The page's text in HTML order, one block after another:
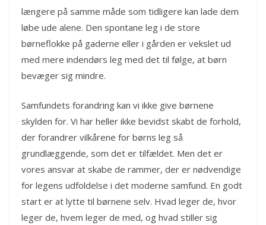
længere på samme måde som tidligere kan lade dem
løbe ude alene. Den spontane leg i de store
børneflokke på gaderne eller i gården er vekslet ud
med mere indendørs leg med det til følge, at børn
bevæger sig mindre.
Samfundets forandring kan vi ikke give børnene
skylden for. Vi har heller ikke bevidst skabt de forhold,
der forandrer vilkårene for børns leg så
grundlæggende, som det er tilfældet. Men det er
vores ansvar at skabe de rammer, der er nødvendige
for legens udfoldelse i det moderne samfund. En godt
start er at lytte til børnene selv. Hvad leger de, hvor
leger de, hvem leger de med, og hvad stiller sig